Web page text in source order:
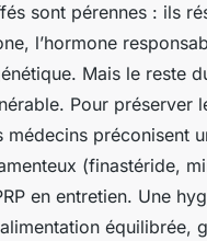
sont pérennes : ils
l’hormone
Mais le reste
Pour préserver
médecins préconisent
(finastéride,
en entretien. Une
équilibrée,